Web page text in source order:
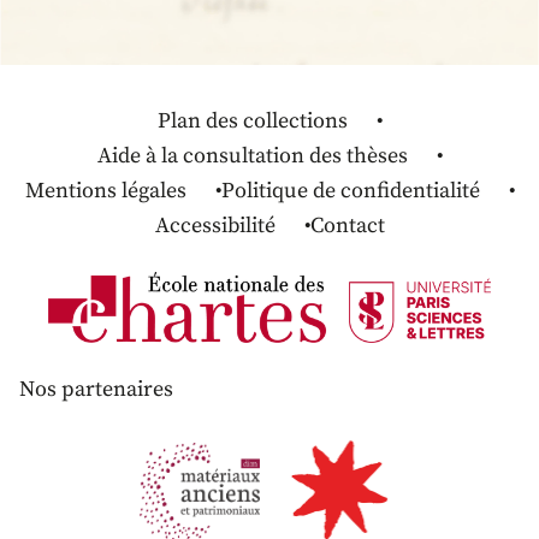
Plan des collections
Aide à la consultation des thèses
Mentions légales
Politique de confidentialité
Accessibilité
Contact
Nos partenaires